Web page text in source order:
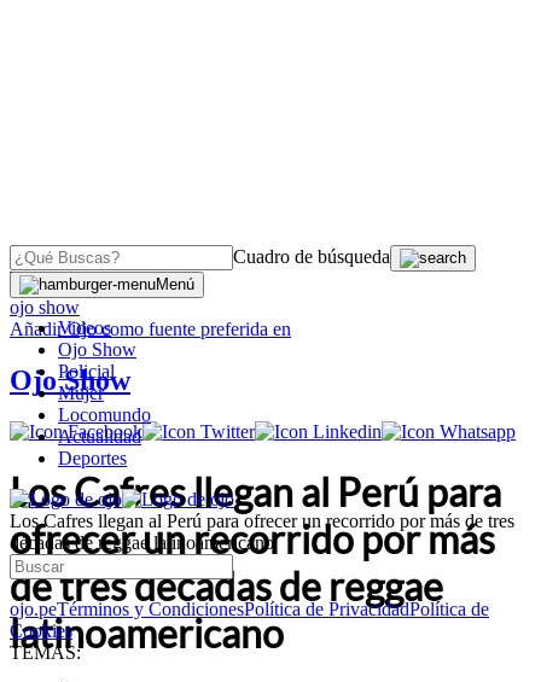
Cuadro de búsqueda
Menú
Videos
Ojo Show
Policial
Mujer
Locomundo
Actualidad
Deportes
Los Cafres llegan al Perú para ofrecer un recorrido por más de tres
décadas de reggae latinoamericano
ojo.peTérminos y CondicionesPolítica de PrivacidadPolítica de
Cookies
TEMAS:
OJO
ojo show
AñadirOjocomo fuente preferida en
Ojo Show
Los Cafres llegan al Perú para
ofrecer un recorrido por más
de tres décadas de reggae
latinoamericano